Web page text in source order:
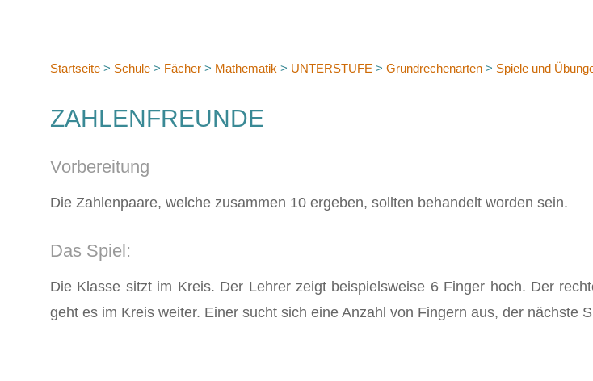
Startseite > Schule > Fächer > Mathematik > UNTERSTUFE > Grundrechenarten > Spiele und
ZAHLENFREUNDE
Vorbereitung
Die Zahlenpaare, welche zusammen 10 ergeben, sollten behandelt worden sein.
Das Spiel:
Die Klasse sitzt im Kreis. Der Lehrer zeigt beispielsweise 6 Finger hoch. Der
geht es im Kreis weiter. Einer sucht sich eine Anzahl von Fingern aus, der nächste